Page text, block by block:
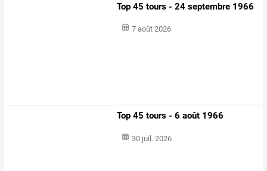
Top 45 tours - 24 septembre 1966
7 août 2026
Top 45 tours - 6 août 1966
30 juil. 2026